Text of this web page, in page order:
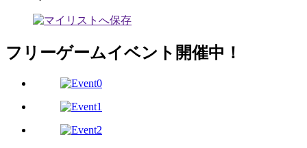
フリーゲームイベント開催中！